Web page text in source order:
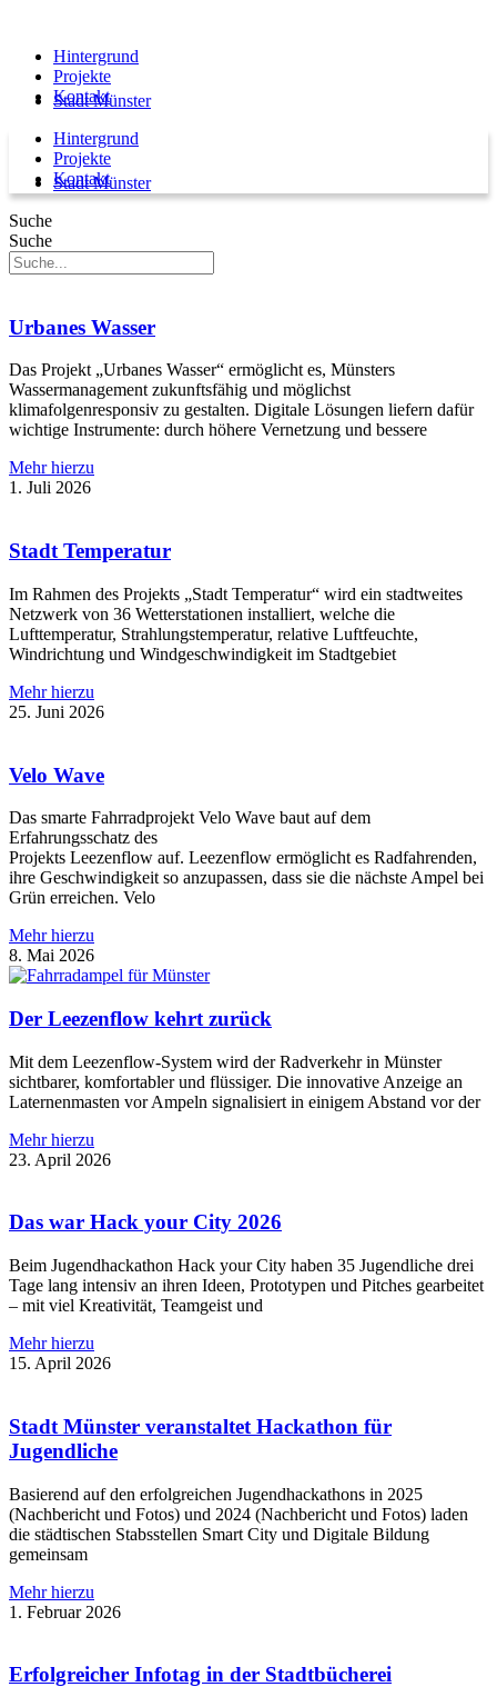
Hintergrund
Projekte
Kontakt
Stadt Münster
Hintergrund
Projekte
Kontakt
Stadt Münster
Suche
Suche
Urbanes Wasser
Das Projekt „Urbanes Wasser“ ermöglicht es, Münsters
Wassermanagement zukunftsfähig und möglichst
klimafolgenresponsiv zu gestalten. Digitale Lösungen liefern dafür
wichtige Instrumente: durch höhere Vernetzung und bessere
Mehr hierzu
1. Juli 2026
Stadt Temperatur
Im Rahmen des Projekts „Stadt Temperatur“ wird ein stadtweites
Netzwerk von 36 Wetterstationen installiert, welche die
Lufttemperatur, Strahlungstemperatur, relative Luftfeuchte,
Windrichtung und Windgeschwindigkeit im Stadtgebiet
Mehr hierzu
25. Juni 2026
Velo Wave
Das smarte Fahrradprojekt Velo Wave baut auf dem
Erfahrungsschatz des
Projekts Leezenflow auf. Leezenflow ermöglicht es Radfahrenden,
ihre Geschwindigkeit so anzupassen, dass sie die nächste Ampel bei
Grün erreichen. Velo
Mehr hierzu
8. Mai 2026
Der Leezenflow kehrt zurück
Mit dem Leezenflow-System wird der Radverkehr in Münster
sichtbarer, komfortabler und flüssiger. Die innovative Anzeige an
Laternenmasten vor Ampeln signalisiert in einigem Abstand vor der
Mehr hierzu
23. April 2026
Das war Hack your City 2026
Beim Jugendhackathon Hack your City haben 35 Jugendliche drei
Tage lang intensiv an ihren Ideen, Prototypen und Pitches gearbeitet
– mit viel Kreativität, Teamgeist und
Mehr hierzu
15. April 2026
Stadt Münster veranstaltet Hackathon für
Jugendliche
Basierend auf den erfolgreichen Jugendhackathons in 2025
(Nachbericht und Fotos) und 2024 (Nachbericht und Fotos) laden
die städtischen Stabsstellen Smart City und Digitale Bildung
gemeinsam
Mehr hierzu
1. Februar 2026
Erfolgreicher Infotag in der Stadtbücherei